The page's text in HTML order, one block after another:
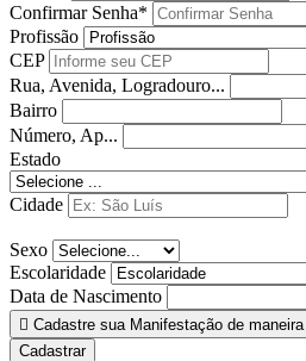
Confirmar Senha*
Profissão
CEP
Rua, Avenida, Logradouro...
Bairro
Número, Ap...
Estado
Cidade
Sexo
Escolaridade
Data de Nascimento
Cadastre sua Manifestação de
Cadastrar